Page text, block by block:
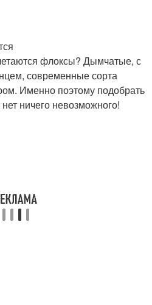
флоксы? Дымчатые, с
современные сорта
Именно поэтому подобрать
ничего невозможного!